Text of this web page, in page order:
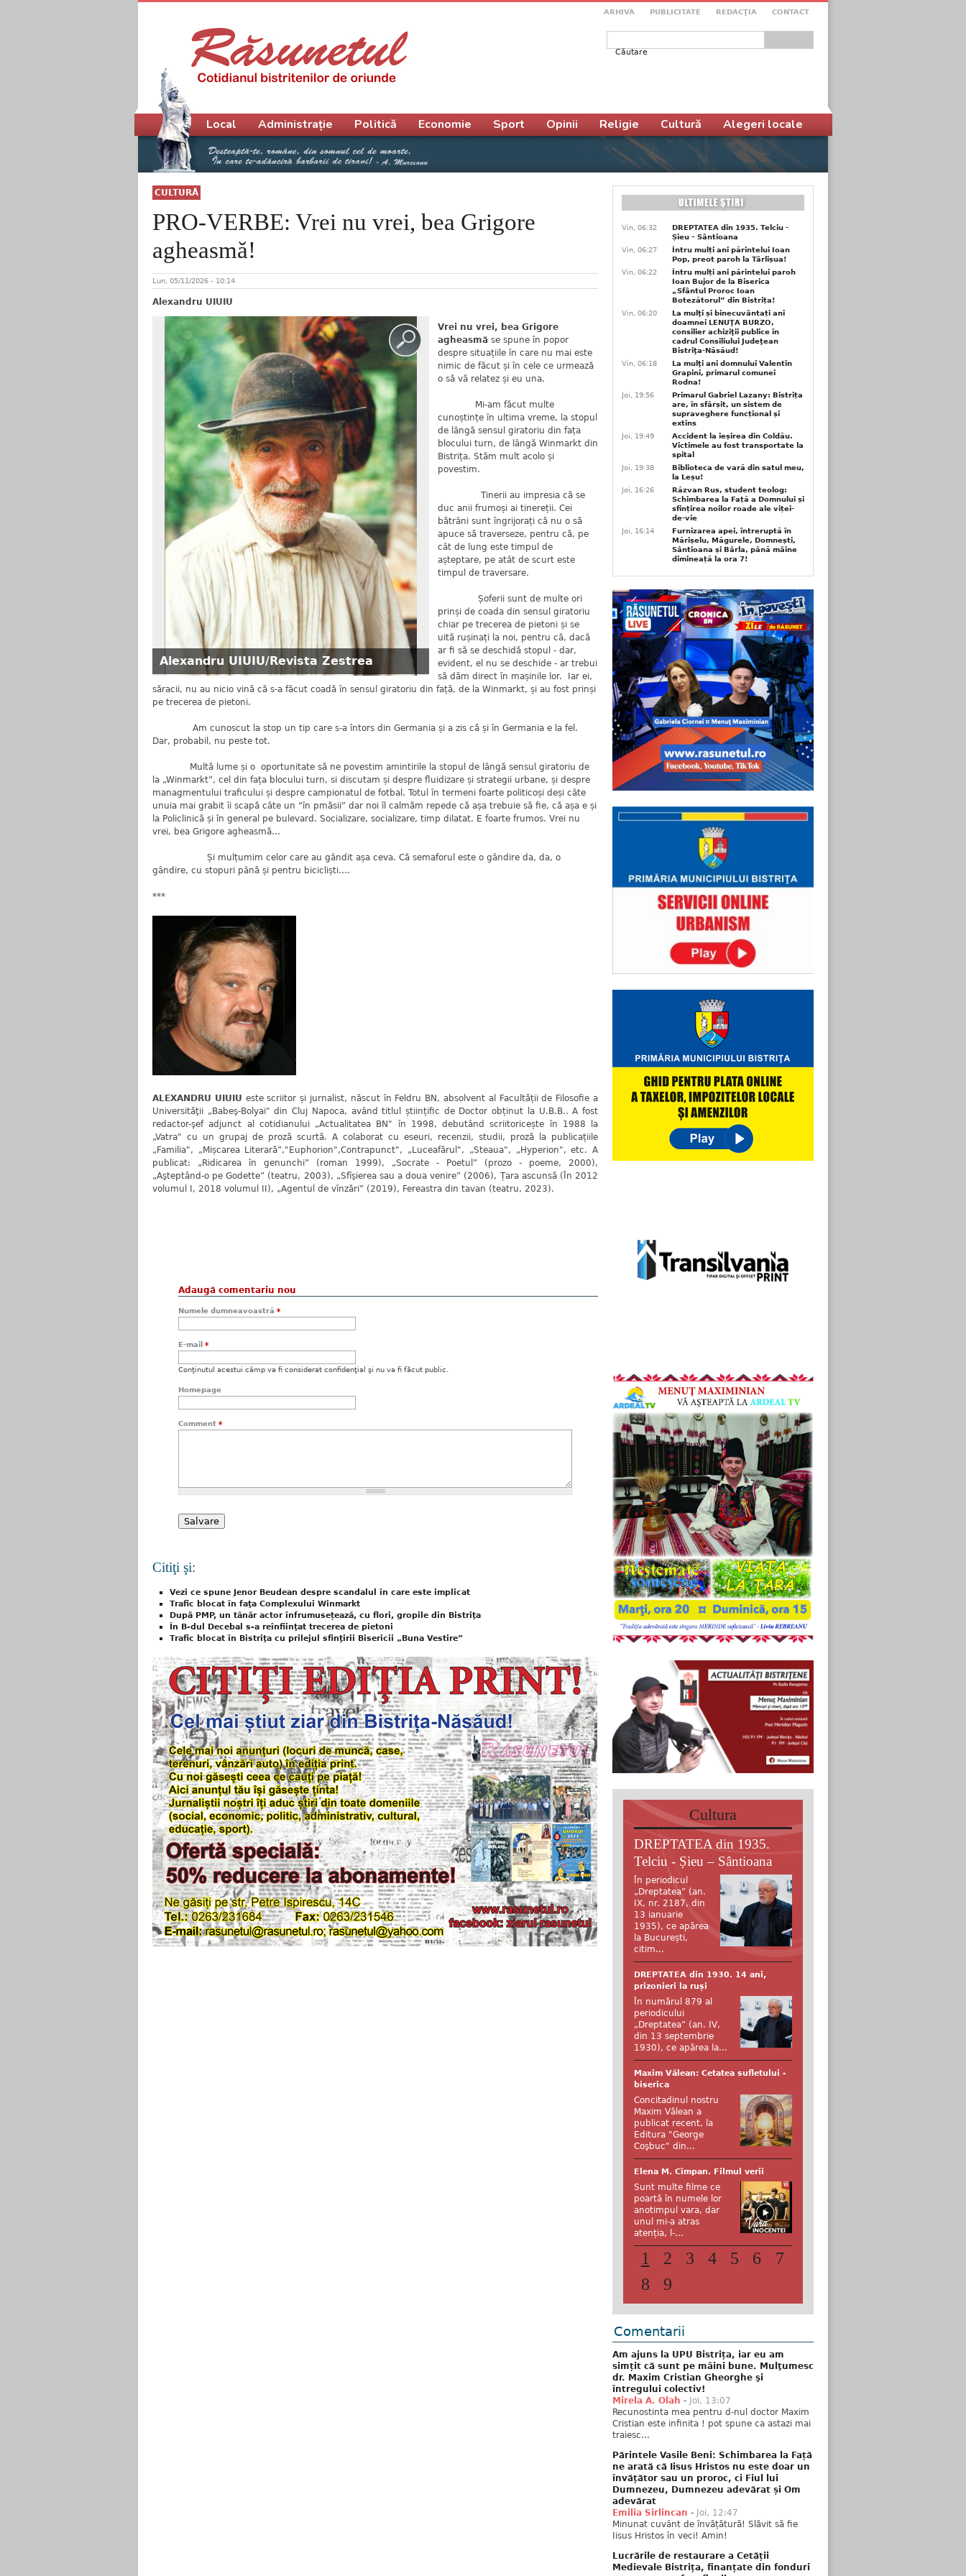
ARHIVA PUBLICITATE REDACŢIA CONTACT
Formular de căutare
CULTURĂ
PRO-VERBE: Vrei nu vrei, bea Grigore
agheasmă!
Lun, 05/11/2026 - 10:14
Alexandru UIUIU
Alexandru UIUIU/Revista Zestrea
Vrei nu vrei, bea Grigore
agheasmă se spune în popor
despre situațiile în care nu mai este
nimic de făcut și în cele ce urmează
o să vă relatez și eu una.
Mi-am făcut multe
cunoștințe în ultima vreme, la stopul
de lângă sensul giratoriu din fața
blocului turn, de lângă Winmarkt din
Bistrița. Stăm mult acolo și
povestim.
Tinerii au impresia că se
duc anii frumoși ai tinereții. Cei
bătrâni sunt îngrijorați că nu o să
apuce să traverseze, pentru că, pe
cât de lung este timpul de
așteptare, pe atât de scurt este
timpul de traversare.
Șoferii sunt de multe ori
prinși de coada din sensul giratoriu
chiar pe trecerea de pietoni și se
uită rușinați la noi, pentru că, dacă
ar fi să se deschidă stopul - dar,
evident, el nu se deschide - ar trebui
să dăm direct în mașinile lor. Iar ei,
săracii, nu au nicio vină că s-a făcut coadă în sensul giratoriu din față, de la Winmarkt, și au fost prinși
pe trecerea de pietoni.
Am cunoscut la stop un tip care s-a întors din Germania și a zis că și în Germania e la fel.
Dar, probabil, nu peste tot.
Multă lume și o oportunitate să ne povestim amintirile la stopul de lângă sensul giratoriu de
la „Winmarkt”, cel din fața blocului turn, si discutam și despre fluidizare și strategii urbane, și despre
managmentului traficului și despre campionatul de fotbal. Totul în termeni foarte politicoși deși câte
unuia mai grabit îi scapă câte un “în pmăsii” dar noi îl calmăm repede că așa trebuie să fie, că așa e și
la Policlinică și în general pe bulevard. Socializare, socializare, timp dilatat. E foarte frumos. Vrei nu
vrei, bea Grigore agheasmă…
Și mulțumim celor care au gândit așa ceva. Că semaforul este o gândire da, da, o
gândire, cu stopuri până și pentru bicicliști….
***
ALEXANDRU UIUIU este scriitor și jurnalist, născut în Feldru BN, absolvent al Facultății de Filosofie a
Universităţii „Babeş-Bolyai" din Cluj Napoca, având titlul științific de Doctor obținut la U.B.B.. A fost
redactor-şef adjunct al cotidianului „Actualitatea BN" în 1998, debutând scriitoricește în 1988 la
„Vatra" cu un grupaj de proză scurtă. A colaborat cu eseuri, recenzii, studii, proză la publicațiile
„Familia", „Mișcarea Literară”,"Euphorion",Contrapunct", „Luceafărul", „Steaua", „Hyperion", etc. A
publicat: „Ridicarea în genunchi” (roman 1999), „Socrate - Poetul” (prozo - poeme, 2000),
„Aşteptând-o pe Godette” (teatru, 2003), „Sfîşierea sau a doua venire” (2006), Țara ascunsă (În 2012
volumul I, 2018 volumul II), „Agentul de vînzări” (2019), Fereastra din tavan (teatru, 2023).
Adaugă comentariu nou
Numele dumneavoastră *
E-mail *
Conţinutul acestui câmp va fi considerat confidenţial şi nu va fi făcut public.
Homepage
Comment *
Citiţi şi:
Vezi ce spune Jenor Beudean despre scandalul în care este implicat
Trafic blocat în faţa Complexului Winmarkt
După PMP, un tânăr actor înfrumusețează, cu flori, gropile din Bistriţa
În B-dul Decebal s-a reînfiinţat trecerea de pietoni
Trafic blocat în Bistriţa cu prilejul sfinţirii Bisericii „Buna Vestire”
Meniu principal
Local Administrație Politică Economie Sport Opinii Religie Cultură Alegeri locale
Vin, 06:32
DREPTATEA din 1935. Telciu -
Șieu – Sântioana
Vin, 06:27
Întru mulți ani părintelui Ioan
Pop, preot paroh la Târlișua!
Vin, 06:22
Întru mulți ani părintelui paroh
Ioan Bujor de la Biserica
„Sfântul Proroc Ioan
Botezătorul” din Bistrița!
Vin, 06:20
La mulţi și binecuvântați ani
doamnei LENUŢA BURZO,
consilier achiziţii publice în
cadrul Consiliului Judeţean
Bistriţa-Năsăud!
Vin, 06:18
La mulţi ani domnului Valentin
Grapini, primarul comunei
Rodna!
Joi, 19:56
Primarul Gabriel Lazany: Bistrița
are, în sfârșit, un sistem de
supraveghere funcțional și
extins
Joi, 19:49
Accident la ieșirea din Coldău.
Victimele au fost transportate la
spital
Joi, 19:38
Biblioteca de vară din satul meu,
la Leșu!
Joi, 16:26
Răzvan Rus, student teolog:
Schimbarea la Față a Domnului și
sfințirea noilor roade ale viței-
de-vie
Joi, 16:14
Furnizarea apei, întreruptă în
Mărișelu, Măgurele, Domnești,
Sântioana și Bârla, până mâine
dimineață la ora 7!
Cultura
DREPTATEA din 1935.
Telciu - Șieu – Sântioana
În periodicul
„Dreptatea” (an.
IX, nr. 2187, din
13 ianuarie
1935), ce apărea
la București,
citim...
DREPTATEA din 1930. 14 ani,
prizonieri la ruși
În numărul 879 al
periodicului
„Dreptatea” (an. IV,
din 13 septembrie
1930), ce apărea la...
Maxim Vălean: Cetatea sufletului -
biserica
Concitadinul nostru
Maxim Vălean a
publicat recent, la
Editura "George
Coşbuc" din...
Elena M. Cîmpan. Filmul verii
Sunt multe filme ce
poartă în numele lor
anotimpul vara, dar
unul mi-a atras
atenția, l-...
1 2 3 4 5 6
7
8
9
Comentarii
Am ajuns la UPU Bistrița, iar eu am
simțit că sunt pe mâini bune. Mulţumesc
dr. Maxim Cristian Gheorghe şi
întregului colectiv!
Mirela A. Olah - Joi, 13:07
Recunostinta mea pentru d-nul doctor Maxim
Cristian este infinita ! pot spune ca astazi mai
traiesc...
Părintele Vasile Beni: Schimbarea la Față
ne arată că Iisus Hristos nu este doar un
învățător sau un proroc, ci Fiul lui
Dumnezeu, Dumnezeu adevărat și Om
adevărat
Emilia Sirlincan - Joi, 12:47
Minunat cuvânt de învățătură! Slăvit să fie
Iisus Hristos în veci! Amin!
Lucrările de restaurare a Cetății
Medievale Bistrița, finanțate din fonduri